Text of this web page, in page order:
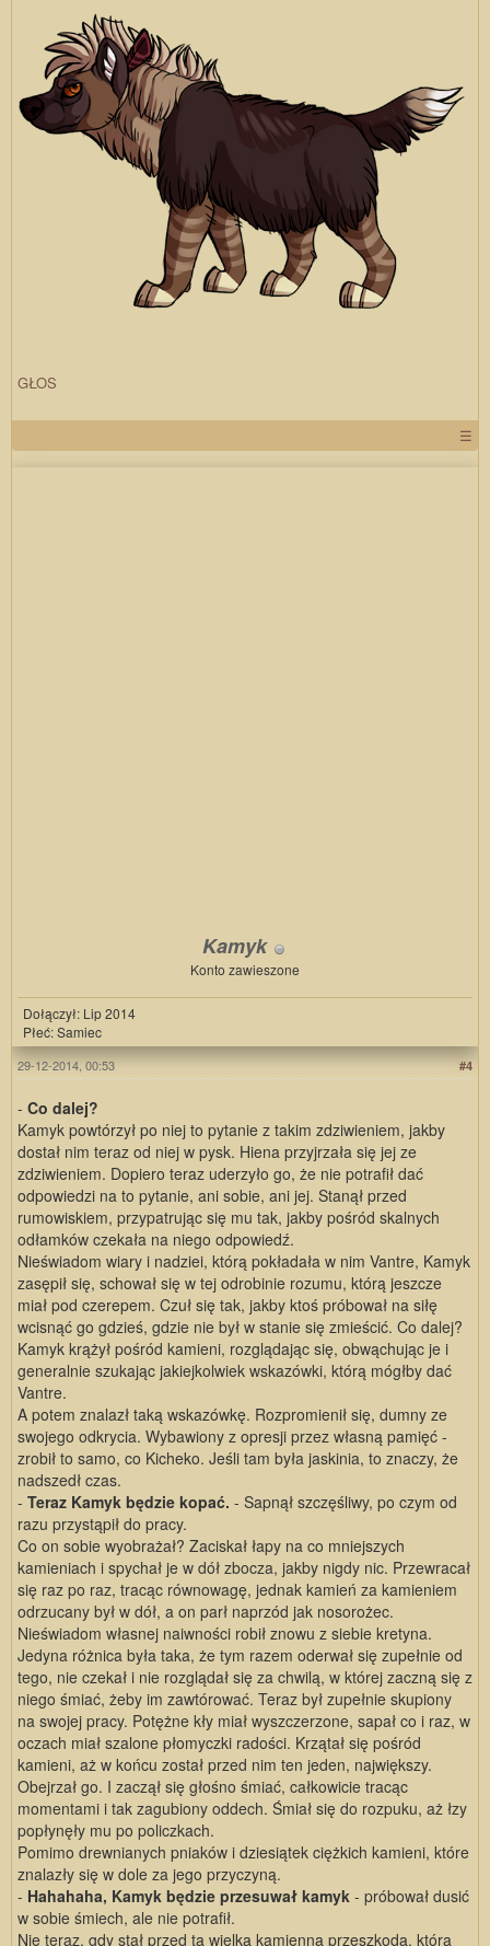
GŁOS
☰
Kamyk
Konto zawieszone
Dołączył: Lip 2014
Płeć: Samiec
#4
29-12-2014, 00:53
- Co dalej?
Kamyk powtórzył po niej to pytanie z takim zdziwieniem, jakby
dostał nim teraz od niej w pysk. Hiena przyjrzała się jej ze
zdziwieniem. Dopiero teraz uderzyło go, że nie potrafił dać
odpowiedzi na to pytanie, ani sobie, ani jej. Stanął przed
rumowiskiem, przypatrując się mu tak, jakby pośród skalnych
odłamków czekała na niego odpowiedź.
Nieświadom wiary i nadziei, którą pokładała w nim Vantre, Kamyk
zasępił się, schował się w tej odrobinie rozumu, którą jeszcze
miał pod czerepem. Czuł się tak, jakby ktoś próbował na siłę
wcisnąć go gdzieś, gdzie nie był w stanie się zmieścić. Co dalej?
Kamyk krążył pośród kamieni, rozglądając się, obwąchując je i
generalnie szukając jakiejkolwiek wskazówki, którą mógłby dać
Vantre.
A potem znalazł taką wskazówkę. Rozpromienił się, dumny ze
swojego odkrycia. Wybawiony z opresji przez własną pamięć -
zrobił to samo, co Kicheko. Jeśli tam była jaskinia, to znaczy, że
nadszedł czas.
- Teraz Kamyk będzie kopać. - Sapnął szczęśliwy, po czym od
razu przystąpił do pracy.
Co on sobie wyobrażał? Zaciskał łapy na co mniejszych
kamieniach i spychał je w dół zbocza, jakby nigdy nic. Przewracał
się raz po raz, tracąc równowagę, jednak kamień za kamieniem
odrzucany był w dół, a on parł naprzód jak nosorożec.
Nieświadom własnej naiwności robił znowu z siebie kretyna.
Jedyna różnica była taka, że tym razem oderwał się zupełnie od
tego, nie czekał i nie rozglądał się za chwilą, w której zaczną się z
niego śmiać, żeby im zawtórować. Teraz był zupełnie skupiony
na swojej pracy. Potężne kły miał wyszczerzone, sapał co i raz, w
oczach miał szalone płomyczki radości. Krzątał się pośród
kamieni, aż w końcu został przed nim ten jeden, największy.
Obejrzał go. I zaczął się głośno śmiać, całkowicie tracąc
momentami i tak zagubiony oddech. Śmiał się do rozpuku, aż łzy
popłynęły mu po policzkach.
Pomimo drewnianych pniaków i dziesiątek ciężkich kamieni, które
znalazły się w dole za jego przyczyną.
- Hahahaha, Kamyk będzie przesuwał kamyk - próbował dusić
w sobie śmiech, ale nie potrafił.
Nie teraz, gdy stał przed tą wielką kamienną przeszkodą, która